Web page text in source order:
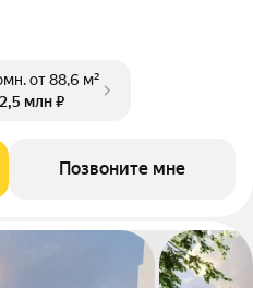
от 88,6 м²
млн ₽
Позвоните мне